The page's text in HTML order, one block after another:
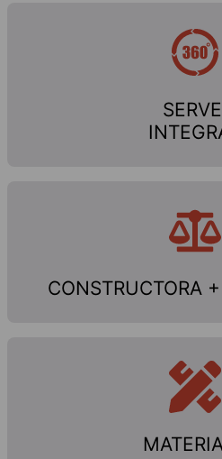
CONSTRUCTORA